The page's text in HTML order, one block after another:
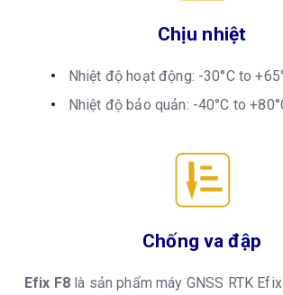
Chịu nhiệt
Nhiệt độ hoạt động: -30°C to
Nhiệt độ bảo quản: -40°C to
Chống va đập
Efix F8 là sản phẩm máy GNSS RTK